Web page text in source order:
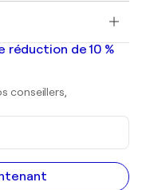
réduction de 10 %
conseillers,